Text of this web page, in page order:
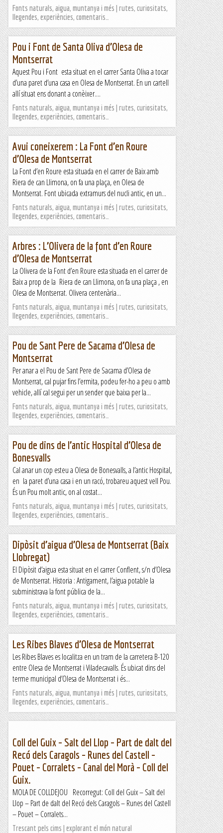
Fonts naturals, aigua, muntanya i més | rutes, curiositats,
llegendes, experiències, comentaris…
Pou i Font de Santa Oliva d’Olesa de
Montserrat
Aquest Pou i Font esta situat en el carrer Santa Oliva a tocar
d’una paret d’una casa en Olesa de Montserrat. En un cartell
allí situat ens donant a conèixer....
Fonts naturals, aigua, muntanya i més | rutes, curiositats,
llegendes, experiències, comentaris…
Avui coneixerem : La Font d’en Roure
d’Olesa de Montserrat
La Font d’en Roure esta situada en el carrer de Baix amb
Riera de can Llimona, on fa una plaça, en Olesa de
Montserrat. Font ubicada extramurs del nucli antic, en un...
Fonts naturals, aigua, muntanya i més | rutes, curiositats,
llegendes, experiències, comentaris…
Arbres : L’Olivera de la font d’en Roure
d’Olesa de Montserrat
La Olivera de la Font d’en Roure esta situada en el carrer de
Baix a prop de la Riera de can Llimona, on fa una plaça , en
Olesa de Montserrat. Olivera centenària...
Fonts naturals, aigua, muntanya i més | rutes, curiositats,
llegendes, experiències, comentaris…
Pou de Sant Pere de Sacama d’Olesa de
Montserrat
Per anar a el Pou de Sant Pere de Sacama d’Olesa de
Montserrat, cal pujar fins l’ermita, podeu fer-ho a peu o amb
vehicle, allí cal segui per un sender que baixa per la...
Fonts naturals, aigua, muntanya i més | rutes, curiositats,
llegendes, experiències, comentaris…
Pou de dins de l’antic Hospital d’Olesa de
Bonesvalls
Cal anar un cop esteu a Olesa de Bonesvalls, a l’antic Hospital,
en la paret d’una casa i en un racó, trobareu aquest vell Pou.
És un Pou molt antic, on al costat...
Fonts naturals, aigua, muntanya i més | rutes, curiositats,
llegendes, experiències, comentaris…
Dipòsit d’aigua d’Olesa de Montserrat (Baix
Llobregat)
El Dipòsit d’aigua esta situat en el carrer Conflent, s/n d’Olesa
de Montserrat. Historia : Antigament, l’aigua potable la
subministrava la font pública de la...
Fonts naturals, aigua, muntanya i més | rutes, curiositats,
llegendes, experiències, comentaris…
Les Ribes Blaves d’Olesa de Montserrat
Les Ribes Blaves es localitza en un tram de la carretera B-120
entre Olesa de Montserrat i Viladecavalls. És ubicat dins del
terme municipal d’Olesa de Montserrat i és...
Fonts naturals, aigua, muntanya i més | rutes, curiositats,
llegendes, experiències, comentaris…
Coll del Guix – Salt del Llop – Part de dalt del
Recó dels Caragols – Runes del Castell –
Pouet – Corralets – Canal del Morà – Coll del
Guix.
MOLA DE COLLDEJOU Recorregut: Coll del Guix – Salt del
Llop – Part de dalt del Recó dels Caragols – Runes del Castell
– Pouet – Corralets...
Trescant pels cims | explorant el món natural